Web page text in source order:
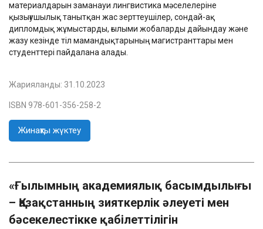
материалдарын заманауи лингвистика мәселелеріне
қызығушылық танытқан жас зерттеушілер, сондай-ақ
дипломдық жұмыстарды, ғылыми жобаларды дайындау және
жазу кезінде тіл мамандықтарының магистранттары мен
студенттері пайдалана алады.
Жарияланды: 31.10.2023
ISBN 978-601-356-258-2
Жинақты жүктеу
«Ғылымның академиялық басымдылығы
– Қазақстанның зияткерлік әлеуеті мен
бәсекелестікке қабілеттілігін